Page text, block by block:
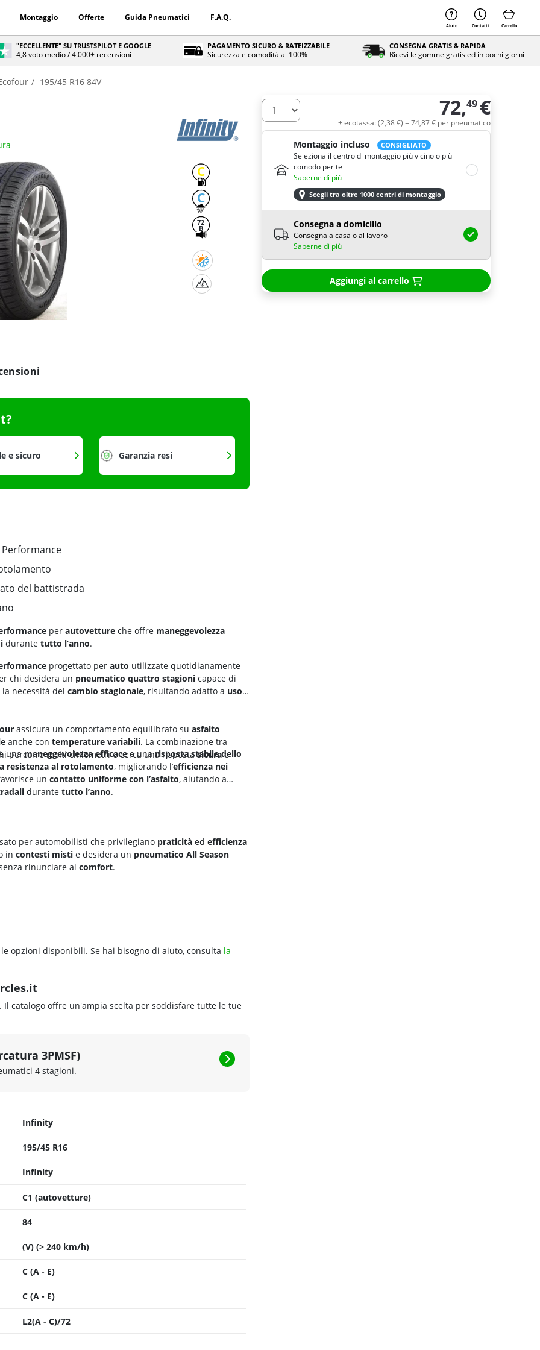
Montaggio Offerte Guida Pneumatici F.A.Q.
Aiuto Contatti Carrello
"ECCELLENTE" SU TRUSTSPILOT E GOOGLE
4,8 voto medio / 4.000+ recensioni
PAGAMENTO SICURO & RATEIZZABILE
Sicurezza e comodità al 100%
CONSEGNA GRATIS & RAPIDA
Ricevi le gomme gratis ed in pochi giorni
195/45 R16 84V
C
C
72
B
e sicuro Garanzia resi
del battistrada
per autovetture che offre maneggevolezza
durante tutto l’anno.
progettato per auto utilizzate quotidianamente
chi desidera un pneumatico quattro stagioni capace di
necessità del cambio stagionale, risultando adatto a uso
assicura un comportamento equilibrato su asfalto
anche con temperature variabili. La combinazione tra
percorre molti chilometri e cerca una rispostasicurae
unamaneggevolezza efficacee unarisposta stabile dello
resistenza al rotolamento, migliorando l’efficienza nei
un contatto uniforme con l’asfalto, aiutando a
durante tutto l’anno.
per automobilisti che privilegiano praticità ed efficienza
in contesti misti e desidera un pneumatico All Season
rinunciare al comfort.
opzioni disponibili. Se hai bisogno di aiuto, consulta la
. Il catalogo offre un'ampia scelta per soddisfare tutte le tue
3PMSF)
4 stagioni.
Infinity
195/45 R16
Infinity
C1 (autovetture)
84
(V) (> 240 km/h)
C (A - E)
C (A - E)
L2(A - C)/72
Quantità 72,49 €
+ ecotassa: (2,38€) = 74,87€ per pneumatico
Montaggio incluso CONSIGLIATO
Seleziona il centro di montaggio più vicino o più
comodo per te
Saperne di più
Scegli tra oltre 1000 centri di montaggio
Consegna a domicilio
Consegna a casa o al lavoro
Saperne di più
Aggiungi al carrello